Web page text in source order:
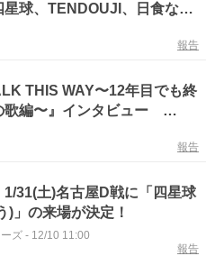
星球、TENDOUJI、日食なつ
らの出演が第四弾発表で
報告
THIS WAY〜12年目でも終
歌編〜』インタビュー
星球、フラカンのそれぞれ
報告
1/31(土)名古屋D戦に「四星球
)」の来場が決定！
ズ - 12/10 11:00
報告